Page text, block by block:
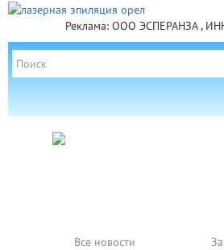
Реклама: ООО ЭСПЕРАНЗА ,
Все новости